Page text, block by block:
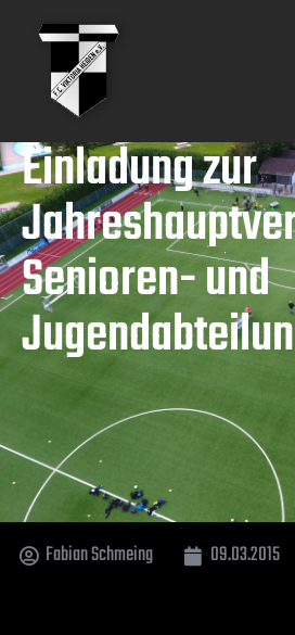
Einladung zur
Senioren- und
Fabian Schmeing 09.03.2015